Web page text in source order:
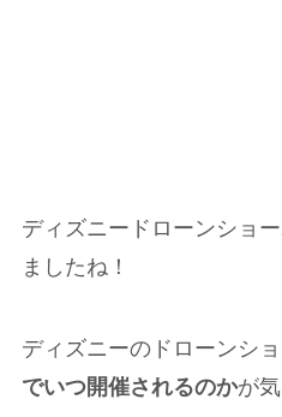
ディズニードローンショ
ましたね！
ディズニーのドローンショ
でいつ開催されるのかが